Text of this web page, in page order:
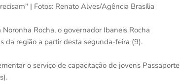
| Fotos: Renato Alves/Agência Brasília
Rocha, o governador Ibaneis Rocha
da região a partir desta segunda-feira (9).
o serviço de capacitação de jovens Passaporte